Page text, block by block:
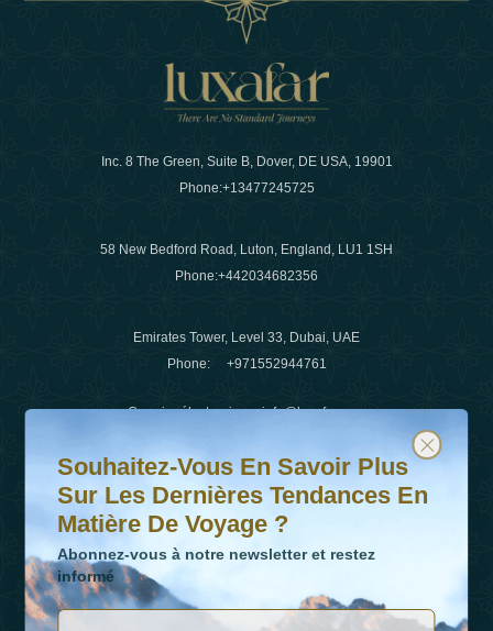
Inc. 8 The Green, Suite B, Dover, DE USA, 19901
Phone:+13477245725
58 New Bedford Road, Luton, England, LU1 1SH
Phone:+442034682356
Emirates Tower, Level 33, Dubai, UAE
Phone: +971552944761
Courrier électronique:info@luxafar.com
WhatsApp N°
+442034682356
+971552944761
Souhaitez-vous en savoir plus sur les dernières
Abonnez-vous à notre newsletter et restez informé
Souhaitez-Vous En Savoir Plus
Sur Les Dernières Tendances En
Matière De Voyage ?
Abonnez-vous à notre newsletter et restez
informé